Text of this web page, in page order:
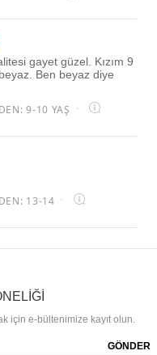
gayet güzel. Kızım 9
Ben beyaz diye
9-10 YAŞ ·
13-14 ·
için e-bültenimize kayıt olun.
GÖNDER